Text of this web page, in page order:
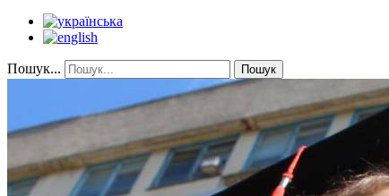
Пошук... Пошук